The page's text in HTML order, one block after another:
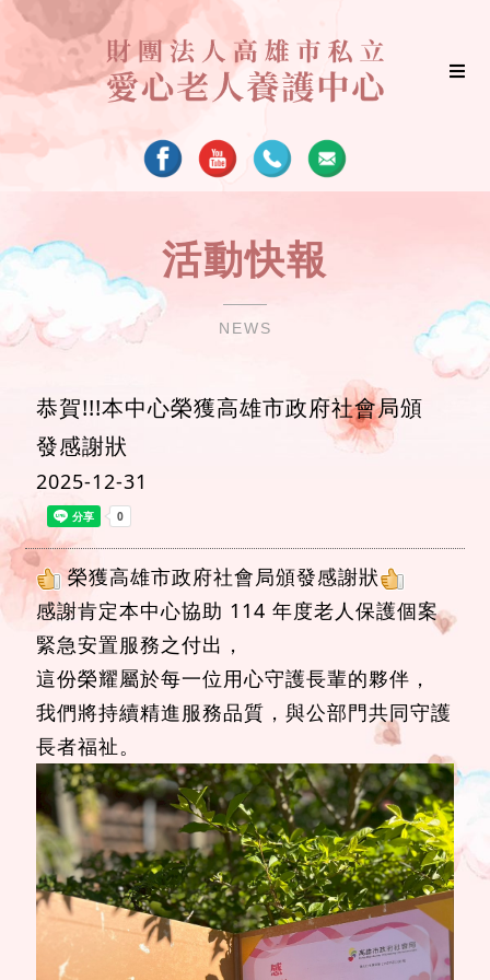
活動快報
NEWS
恭賀!!!本中心榮獲高雄市政府社會局頒
發感謝狀
2025-12-31
榮獲高雄市政府社會局頒發感謝狀
感謝肯定本中心協助 114 年度老人保護個案
緊急安置服務之付出，
這份榮耀屬於每一位用心守護長輩的夥伴，
我們將持續精進服務品質，與公部門共同守護
長者福祉。